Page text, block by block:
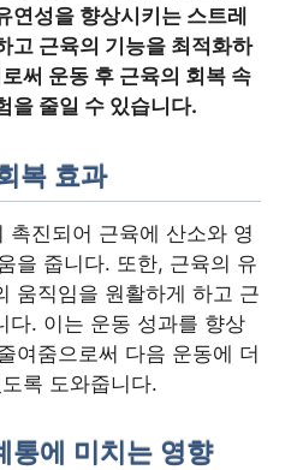
연성을 향상시키는 스트레
고 근육의 기능을 최적화하
써 운동 후 근육의 회복 속
을 줄일 수 있습니다.
복 효과
촉진되어 근육에 산소와 영
을 줍니다. 또한, 근육의 유
움직임을 원활하게 하고 근
다. 이는 운동 성과를 향상
여줌으로써 다음 운동에 더
록 도와줍니다.
통에 미치는 영향